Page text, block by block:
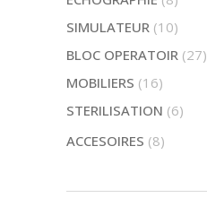
SIMULATEUR (10)
BLOC OPERATOIR (27)
MOBILIERS (16)
STERILISATION (6)
ACCESOIRES (8)